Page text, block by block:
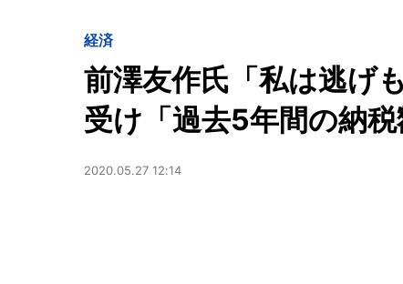
経済
前澤友作氏「私は逃げ
受け「過去5年間の納
2020.05.27 12:14